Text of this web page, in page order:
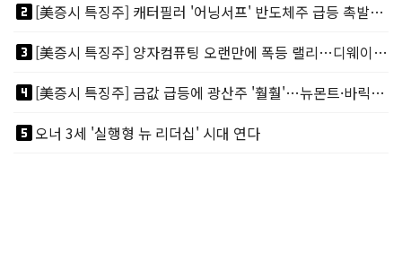
looks_two
[美증시 특징주] 캐터필러 '어닝서프' 반도체주 급등 촉발…"AI 데이터센터 건설 강력"
looks_3
[美증시 특징주] 양자컴퓨팅 오랜만에 폭등 랠리…디웨이브·아이온큐 주도
looks_4
[美증시 특징주] 금값 급등에 광산주 '훨훨'…뉴몬트·바릭마이닝 주도
looks_5오너 3세 '실행형 뉴 리더십' 시대 연다